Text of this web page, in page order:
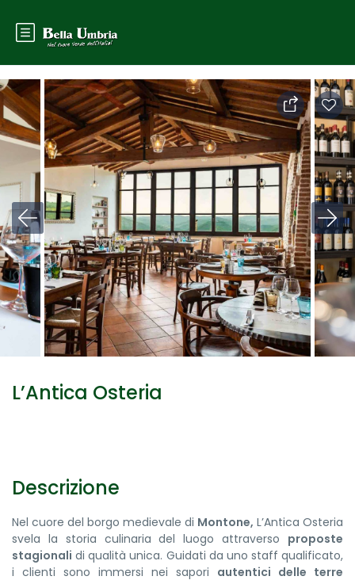
L’Antica Osteria
Descrizione
Nel cuore del borgo medievale di Montone, L’Antica Osteria
svela la storia culinaria del luogo attraverso proposte
stagionali di qualità unica. Guidati da uno staff qualificato,
i clienti sono immersi nei sapori autentici delle terre